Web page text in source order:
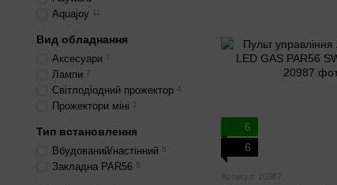
6
6
Артикул: 20987
Aquajoy 11
Вид обладнання
Аксесуари 7
Лампи 7
Світлодіодний прожектор 4
Прожектори міні 1
Тип встановлення
Вбудований/настінний 5
Закладна PAR56 8